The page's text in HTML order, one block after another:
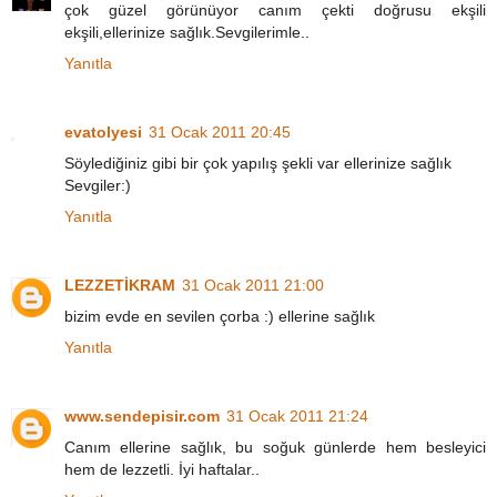
çok güzel görünüyor canım çekti doğrusu ekşili
ekşili,ellerinize sağlık.Sevgilerimle..
Yanıtla
evatolyesi 31 Ocak 2011 20:45
Söylediğiniz gibi bir çok yapılış şekli var ellerinize sağlık
Sevgiler:)
Yanıtla
LEZZETİKRAM 31 Ocak 2011 21:00
bizim evde en sevilen çorba :) ellerine sağlık
Yanıtla
www.sendepisir.com 31 Ocak 2011 21:24
Canım ellerine sağlık, bu soğuk günlerde hem besleyici
hem de lezzetli. İyi haftalar..